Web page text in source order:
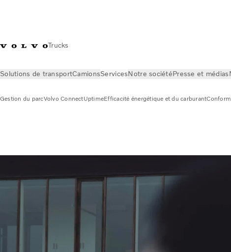
Trucks
Solutions de transportCamionsServicesNotre sociétéPresse et médias
Gestion du parcVolvo ConnectUptimeEfficacité énergétique et du carburant
Assistance au